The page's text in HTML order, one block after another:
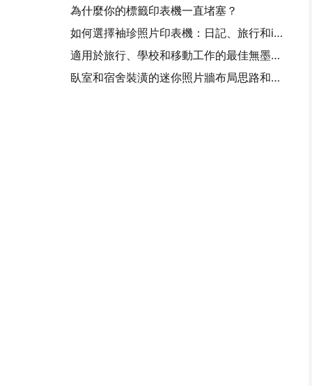
為什麼你的標籤印表機一直堵塞？
如何選擇袖珍照片印表機：日記、旅行和iPhone用戶的完整指南
適用於旅行、學校和移動工作的最佳無墨可擕式印表機：漢印MT620 Pro評測
臥室和宿舍裝潢的迷你照片牆布局思路和技巧